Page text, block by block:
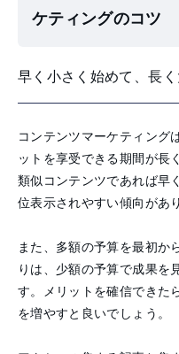
ケティングのコツ
早く小さく始めて、長
コンテンツマーケティング
ットを享受できる期間が長
類似コンテンツであれば早
位表示されやすい傾向があ
また、多額の予算を最初か
りは、少額の予算で成果を
す。メリットを確信できた
を増やすと良いでしょう。